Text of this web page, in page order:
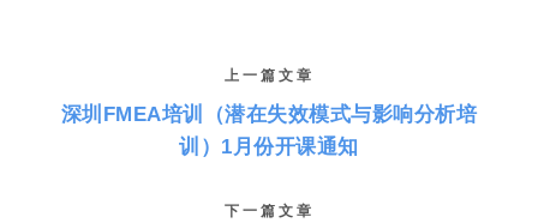
上一篇文章
深圳FMEA培训（潜在失效模式与影响分析培
训）1月份开课通知
下一篇文章